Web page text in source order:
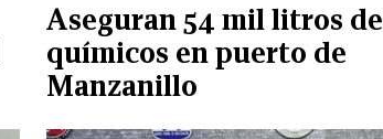
Aseguran 54 mil litros de
químicos en puerto de
Manzanillo